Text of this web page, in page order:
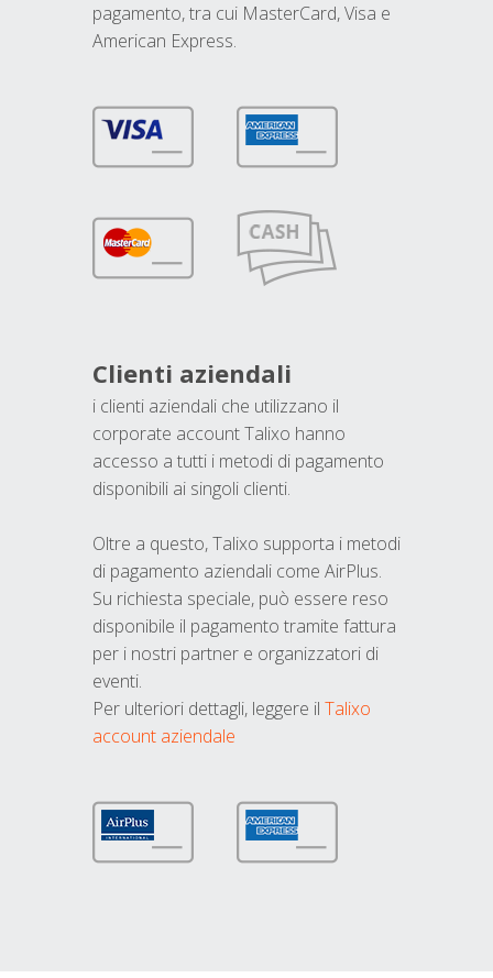
pagamento, tra cui MasterCard, Visa e
American Express.
Clienti aziendali
i clienti aziendali che utilizzano il
corporate account Talixo hanno
accesso a tutti i metodi di pagamento
disponibili ai singoli clienti.
Oltre a questo, Talixo supporta i metodi
di pagamento aziendali come AirPlus.
Su richiesta speciale, può essere reso
disponibile il pagamento tramite fattura
per i nostri partner e organizzatori di
eventi.
Per ulteriori dettagli, leggere il Talixo
account aziendale